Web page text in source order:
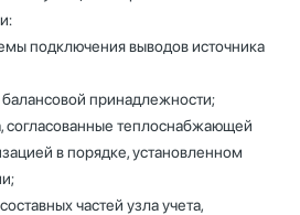
подключения выводов источника
принадлежности;
согласованные теплоснабжающей
в порядке, установленном
частей узла учета,